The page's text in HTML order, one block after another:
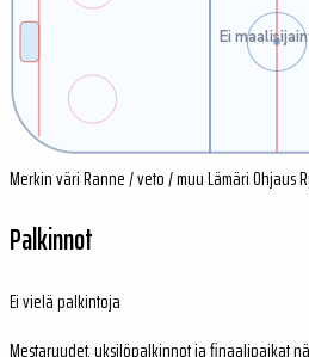
Ei
Merkin väriRanne / veto / muuLämäriOhjaus
Palkinnot
Ei vielä palkintoja
Mestaruudet, yksilöpalkinnot ja finaalipaikat